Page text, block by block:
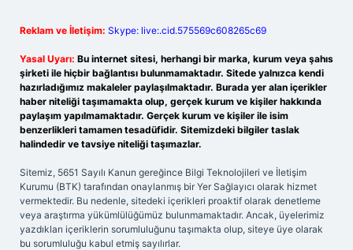
Reklam ve İletişim: Skype: live:.cid.575569c608265c69
Yasal Uyarı: Bu internet sitesi, herhangi bir marka, kurum veya şahıs
şirketi ile hiçbir bağlantısı bulunmamaktadır. Sitede yalnızca kendi
hazırladığımız makaleler paylaşılmaktadır. Burada yer alan içerikler
haber niteliği taşımamakta olup, gerçek kurum ve kişiler hakkında
paylaşım yapılmamaktadır. Gerçek kurum ve kişiler ile isim
benzerlikleri tamamen tesadüfidir. Sitemizdeki bilgiler taslak
halindedir ve tavsiye niteliği taşımazlar.
Sitemiz, 5651 Sayılı Kanun gereğince Bilgi Teknolojileri ve İletişim
Kurumu (BTK) tarafından onaylanmış bir Yer Sağlayıcı olarak hizmet
vermektedir. Bu nedenle, sitedeki içerikleri proaktif olarak denetleme
veya araştırma yükümlülüğümüz bulunmamaktadır. Ancak, üyelerimiz
yazdıkları içeriklerin sorumluluğunu taşımakta olup, siteye üye olarak
bu sorumluluğu kabul etmiş sayılırlar.